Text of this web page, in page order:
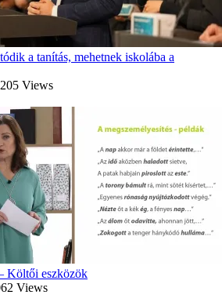
a tanítás, mehetnek iskolába a
Views
Költői eszközök
Views